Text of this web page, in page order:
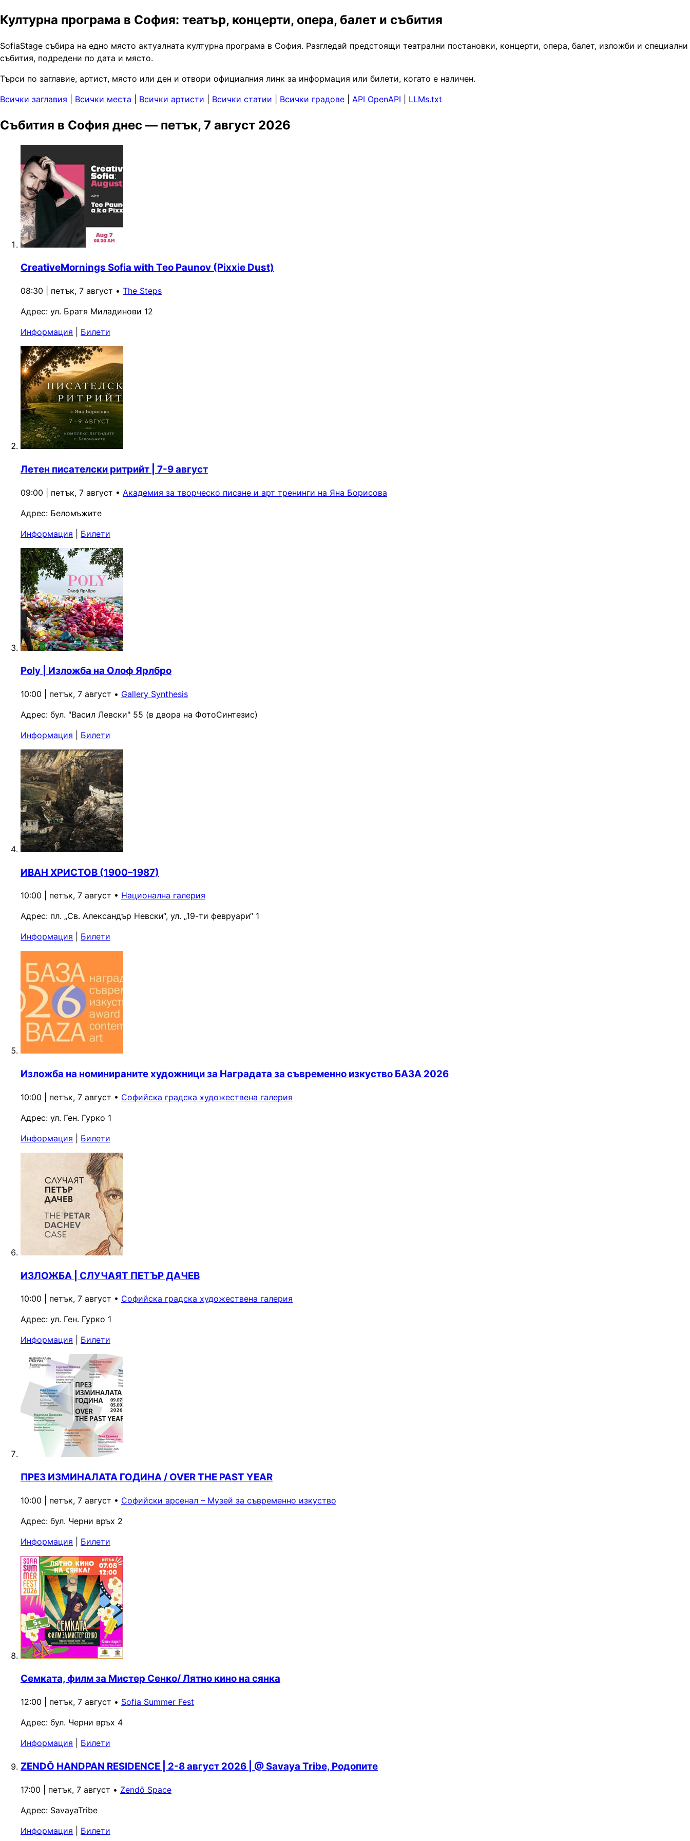
Културна програма в София: театър, концерти, опера, балет и събития
SofiaStage събира на едно място актуалната културна програма в София. Разгледай предстоящи театрални постановки, концерти, опера, балет, изложби и специални
събития, подредени по дата и място.
Търси по заглавие, артист, място или ден и отвори официалния линк за информация или билети, когато е наличен.
Всички заглавия
Всички места Всички артисти Всички статии Всички градове API OpenAPI LLMs.txt
Събития в София днес — петък, 7 август 2026
CreativeMornings Sofia with Teo Paunov (Pixxie Dust)
08:30 | петък, 7 август • The Steps
Адрес: ул. Братя Миладинови 12
Информация
Билети
Летен писателски ритрийт | 7-9 август
09:00 | петък, 7 август • Академия за творческо писане и арт тренинги на Яна Борисова
Адрес: Беломъжите
Информация
Билети
Poly | Изложба на Олоф Ярлбро
10:00 | петък, 7 август • Gallery Synthesis
Адрес: бул. "Васил Левски" 55 (в двора на ФотоСинтезис)
Информация
Билети
ИВАН ХРИСТОВ (1900–1987)
10:00 | петък, 7 август • Национална галерия
Адрес: пл. „Св. Александър Невски“, ул. „19-ти февруари“ 1
Информация
Билети
Изложба на номинираните художници за Наградата за съвременно изкуство БАЗА 2026
10:00 | петък, 7 август • Софийска градска художествена галерия
Адрес: ул. Ген. Гурко 1
Информация
Билети
ИЗЛОЖБА | СЛУЧАЯТ ПЕТЪР ДАЧЕВ
10:00 | петък, 7 август • Софийска градска художествена галерия
Адрес: ул. Ген. Гурко 1
Информация
Билети
ПРЕЗ ИЗМИНАЛАТА ГОДИНА / OVER THE PAST YEAR
10:00 | петък, 7 август • Софийски арсенал – Музей за съвременно изкуство
Адрес: бул. Черни връх 2
Информация
Билети
Семката, филм за Мистер Сенко/ Лятно кино на сянка
12:00 | петък, 7 август • Sofia Summer Fest
Адрес: бул. Черни връх 4
Информация
Билети
ZENDŌ HANDPAN RESIDENCE | 2-8 август 2026 | @ Savaya Tribe, Родопите
17:00 | петък, 7 август • Zendō Space
Адрес: SavayaTribe
Информация
Билети